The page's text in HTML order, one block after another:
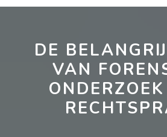
DE
VAN